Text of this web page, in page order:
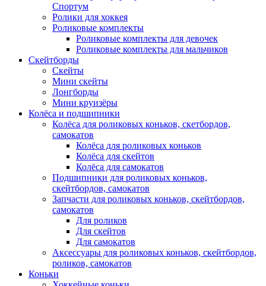
Спортум
Ролики для хоккея
Роликовые комплекты
Роликовые комплекты для девочек
Роликовые комплекты для мальчиков
Скейтборды
Скейты
Мини скейты
Лонгборды
Мини круизёры
Колёса и подшипники
Колёса для роликовых коньков, скетбордов,
самокатов
Колёса для роликовых коньков
Колёса для скейтов
Колёса для самокатов
Подшипники для роликовых коньков,
скейтбордов, самокатов
Запчасти для роликовых коньков, скейтбордов,
самокатов
Для роликов
Для скейтов
Для самокатов
Аксессуары для роликовых коньков, скейтбордов,
роликов, самокатов
Коньки